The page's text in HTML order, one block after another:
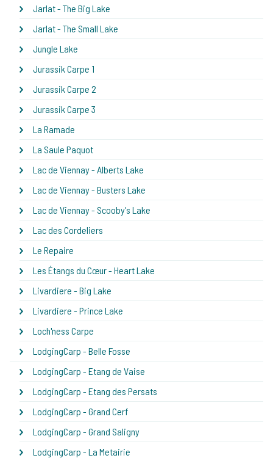
Jarlat - The Big Lake
Jarlat - The Small Lake
Jungle Lake
Jurassik Carpe 1
Jurassik Carpe 2
Jurassik Carpe 3
La Ramade
La Saule Paquot
Lac de Viennay - Alberts Lake
Lac de Viennay - Busters Lake
Lac de Viennay - Scooby's Lake
Lac des Cordeliers
Le Repaire
Les Étangs du Cœur - Heart Lake
Livardiere - Big Lake
Livardiere - Prince Lake
Loch'ness Carpe
LodgingCarp - Belle Fosse
LodgingCarp - Etang de Vaise
LodgingCarp - Etang des Persats
LodgingCarp - Grand Cerf
LodgingCarp - Grand Saligny
LodgingCarp - La Metairie